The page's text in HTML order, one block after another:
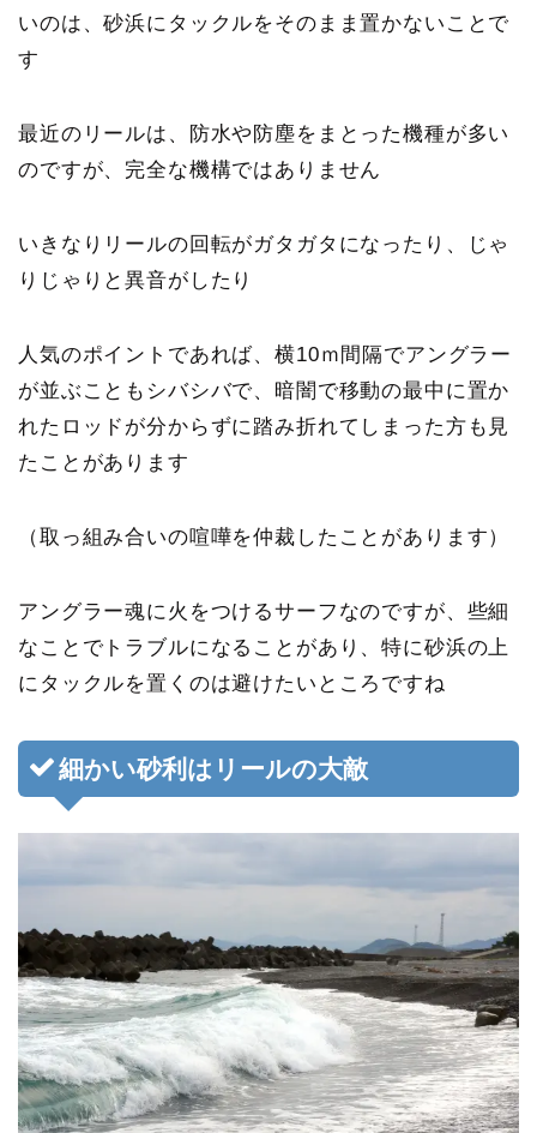
いのは、砂浜にタックルをそのまま置かないこと で
す
最近のリールは、防水や防塵をまとった機種が多い
のですが、完全な機構ではありません
いきなりリールの回転がガタガタになったり、じゃ
りじゃりと異音がしたり
人気のポイントであれば、横10ｍ間隔でアングラー
が並ぶこともシバシバで、暗闇で移動の最中に置か
れたロッドが分からずに踏み折れてしまった方も見
たことがあります
（取っ組み合いの喧嘩を仲裁したことがあります）
アングラー魂に火をつけるサーフなのですが、 些細
なことでトラブルになることがあり、特に砂浜の上
にタックルを置くのは避けたい ところですね
細かい砂利はリールの大敵